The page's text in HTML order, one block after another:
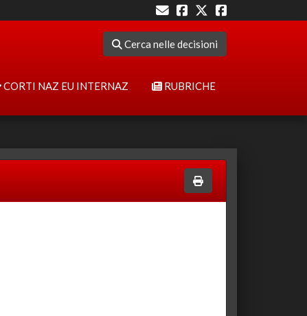
Cerca nelle decisioni
CORTI NAZ EU INTERNAZ RUBRICHE